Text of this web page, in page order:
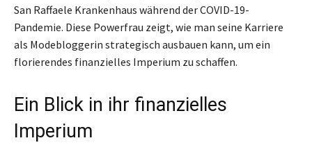
San Raffaele Krankenhaus während der COVID-19-
Pandemie. Diese Powerfrau zeigt, wie man seine Karriere
als Modebloggerin strategisch ausbauen kann, um ein
florierendes finanzielles Imperium zu schaffen.
Ein Blick in ihr finanzielles
Imperium